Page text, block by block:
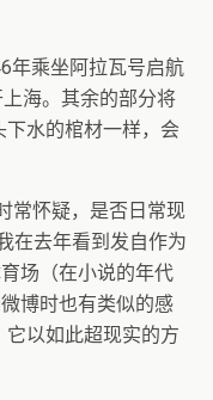
年乘坐阿拉瓦号启航
海。其余的部分将
水的棺材一样，会
常怀疑，是否日常现
在去年看到发自作为
育场（在小说的年代
博时也有类似的感
以如此超现实的方